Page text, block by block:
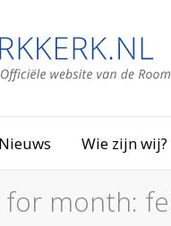
Nieuws Wie zijn wij?
for month: